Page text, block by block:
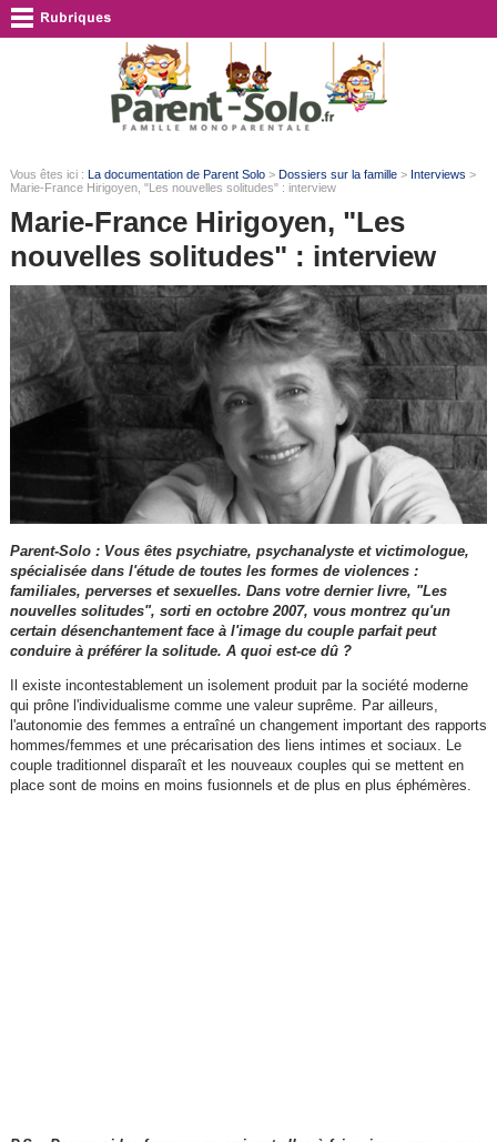
Vous êtes ici : La documentation de Parent Solo> Dossiers sur la famille> Interviews >
Marie-France Hirigoyen, "Les nouvelles solitudes" : interview
Marie-France Hirigoyen, "Les
nouvelles solitudes" : interview
Parent-Solo : Vous êtes psychiatre, psychanalyste et victimologue,
spécialisée dans l'étude de toutes les formes de violences :
familiales, perverses et sexuelles. Dans votre dernier livre, "Les
nouvelles solitudes", sorti en octobre 2007, vous montrez qu'un
certain désenchantement face à l'image du couple parfait peut
conduire à préférer la solitude. A quoi est-ce dû ?
Il existe incontestablement un isolement produit par la société moderne
qui prône l'individualisme comme une valeur suprême. Par ailleurs,
l'autonomie des femmes a entraîné un changement important des rapports
hommes/femmes et une précarisation des liens intimes et sociaux. Le
couple traditionnel disparaît et les nouveaux couples qui se mettent en
place sont de moins en moins fusionnels et de plus en plus éphémères.